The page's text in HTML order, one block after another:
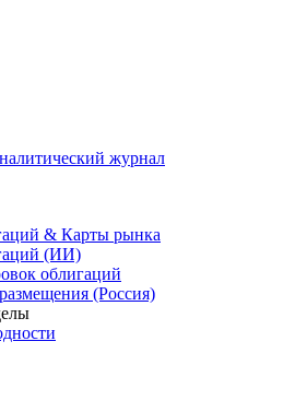
журнал
& Карты рынка
(ИИ)
облигаций
(Россия)